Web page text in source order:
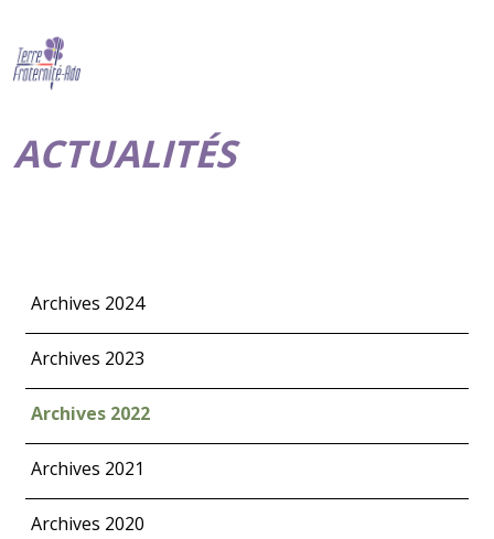
ACTUALITÉS
Archives 2024
Archives 2023
Archives 2022
Archives 2021
Archives 2020